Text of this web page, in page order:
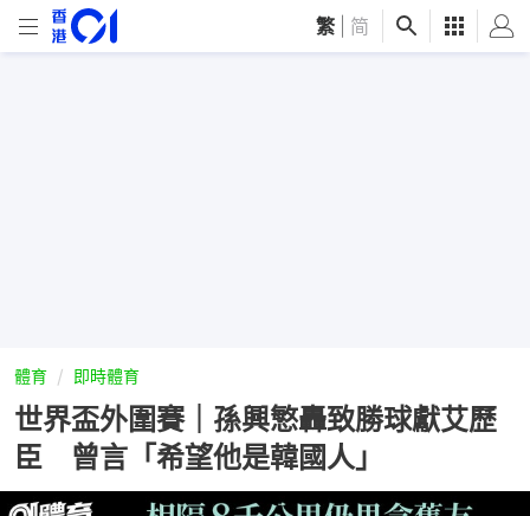
繁 简
體育 即時體育
世界盃外圍賽｜孫興慜轟致勝球獻艾歷
臣 曾言「希望他是韓國人」